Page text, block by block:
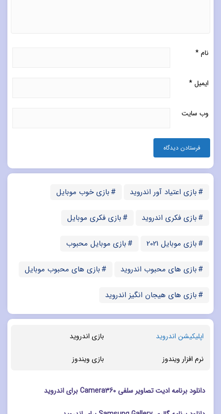
نام*
ایمیل*
وب‌ سایت
بازی اعتیاد آور اندروید بازی خوب موبایل
بازی فکری اندروید بازی فکری موبایل
بازی موبایل 2021 بازی موبایل محبوب
بازی های محبوب اندروید بازی های محبوب موبایل
بازی های هیجان انگیز اندروید
اپلیکیشن اندروید بازی اندروید
نرم افزار ویندوز بازی ویندوز
دانلود برنامه ادیت تصاویر سلفی Camera360 برای اندروید